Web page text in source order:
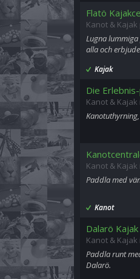
Flatö
Kanot &
Lugna
alla och
Kajak
Die
Kanot &
Kanot & Kajak
Paddla med
Kanot
Dalarö Kajak
Kanot & Kajak
Paddla runt
Dalarö.